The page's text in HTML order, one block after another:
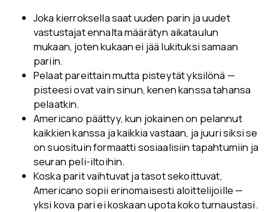
Joka kierroksella saat uuden parin ja uudet
vastustajat ennalta määrätyn aikataulun
mukaan, joten kukaan ei jää lukituksi samaan
pariin.
Pelaat pareittain mutta pisteytät yksilönä —
pisteesi ovat vain sinun, kenen kanssa tahansa
pelaatkin.
Americano päättyy, kun jokainen on pelannut
kaikkien kanssa ja kaikkia vastaan, ja juuri siksi se
on suosituin formaatti sosiaalisiin tapahtumiin ja
seuran peli-iltoihin.
Koska parit vaihtuvat ja tasot sekoittuvat,
Americano sopii erinomaisesti aloittelijoille —
yksi kova pari ei koskaan upota koko turnaustasi.